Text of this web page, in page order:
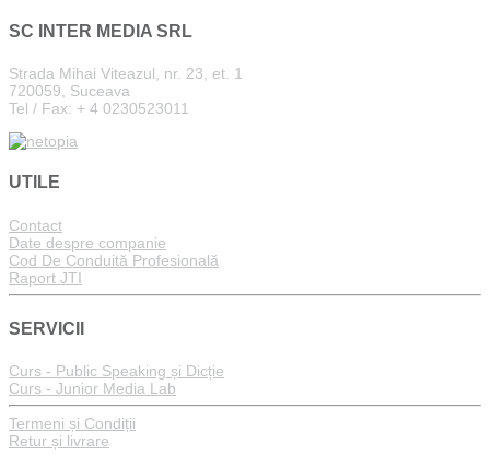
SC INTER MEDIA SRL
Strada Mihai Viteazul, nr. 23, et. 1
720059, Suceava
Tel / Fax: + 4 0230523011
UTILE
Contact
Date despre companie
Cod De Conduită Profesională
Raport JTI
SERVICII
Curs - Public Speaking și Dicție
Curs - Junior Media Lab
Termeni și Condiții
Retur și livrare